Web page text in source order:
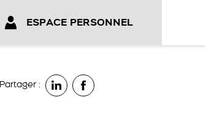
ESPACE PERSONNEL
Partager :